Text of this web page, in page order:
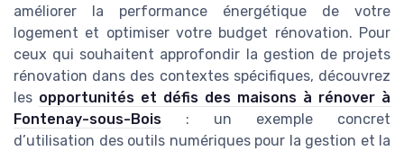
améliorer la performance énergétique de votre
logement et optimiser votre budget rénovation. Pour
ceux qui souhaitent approfondir la gestion de projets
rénovation dans des contextes spécifiques, découvrez
les opportunités et défis des maisons à rénover à
Fontenay-sous-Bois : un exemple concret
d’utilisation des outils numériques pour la gestion et la